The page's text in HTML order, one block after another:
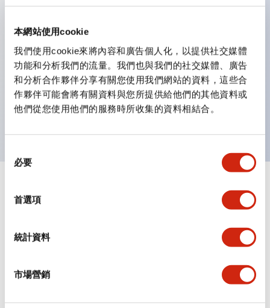
本網站使用cookie
我們使用cookie來將內容和廣告個人化，以提供社交媒體
功能和分析我們的流量。我們也與我們的社交媒體、廣告
和分析合作夥伴分享有關您使用我們網站的資料，這些合
作夥伴可能會將有關資料與您所提供給他們的其他資料或
他們從您使用他們的服務時所收集的資料相結合。
必要
首選項
統計資料
市場營銷
也提供可標記的照光鏡片類型（非照光）
提供2檔、3檔、照光型、帶鎖選擇開關以及蜂鳴器、撥
桿開關等
優異的防水性能。保護結構IP65
按鈕開關、選擇開關、帶鎖選擇開關最大支持3c接點。
LED照光帶來明亮且鮮明的照光面
可用專用配件輕鬆更換為Φ22閃光輪廓型
規格 顯示全部+
環境規範